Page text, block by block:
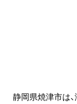
静岡県焼津市は